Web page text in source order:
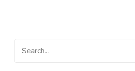
Search
for: